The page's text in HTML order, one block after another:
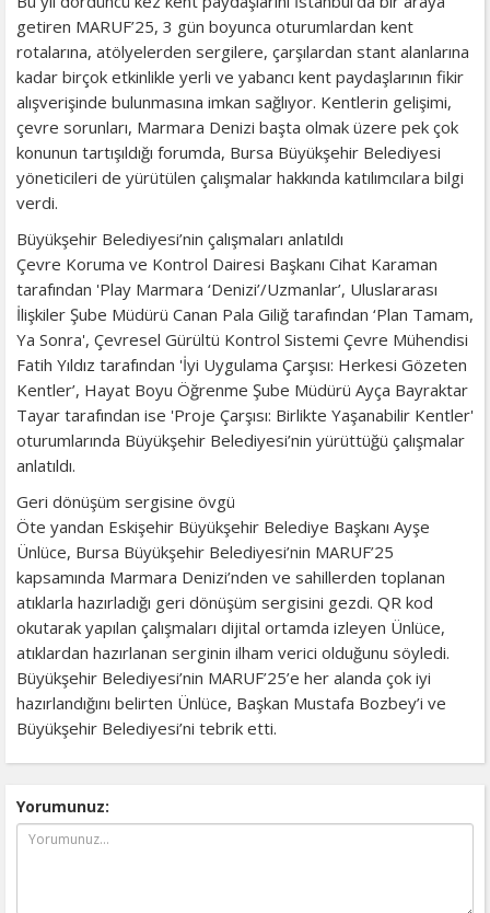
getiren MARUF’25, 3 gün boyunca oturumlardan kent
rotalarına, atölyelerden sergilere, çarşılardan stant alanlarına
kadar birçok etkinlikle yerli ve yabancı kent paydaşlarının fikir
alışverişinde bulunmasına imkan sağlıyor. Kentlerin gelişimi,
çevre sorunları, Marmara Denizi başta olmak üzere pek çok
konunun tartışıldığı forumda, Bursa Büyükşehir Belediyesi
yöneticileri de yürütülen çalışmalar hakkında katılımcılara bilgi
verdi.
Büyükşehir Belediyesi’nin çalışmaları anlatıldı
Çevre Koruma ve Kontrol Dairesi Başkanı Cihat Karaman
tarafından 'Play Marmara ‘Denizi’/Uzmanlar’, Uluslararası
İlişkiler Şube Müdürü Canan Pala Giliğ tarafından ‘Plan Tamam,
Ya Sonra', Çevresel Gürültü Kontrol Sistemi Çevre Mühendisi
Fatih Yıldız tarafından 'İyi Uygulama Çarşısı: Herkesi Gözeten
Kentler’, Hayat Boyu Öğrenme Şube Müdürü Ayça Bayraktar
Tayar tarafından ise 'Proje Çarşısı: Birlikte Yaşanabilir Kentler'
oturumlarında Büyükşehir Belediyesi’nin yürüttüğü çalışmalar
anlatıldı.
Geri dönüşüm sergisine övgü
Öte yandan Eskişehir Büyükşehir Belediye Başkanı Ayşe
Ünlüce, Bursa Büyükşehir Belediyesi’nin MARUF’25
kapsamında Marmara Denizi’nden ve sahillerden toplanan
atıklarla hazırladığı geri dönüşüm sergisini gezdi. QR kod
okutarak yapılan çalışmaları dijital ortamda izleyen Ünlüce,
atıklardan hazırlanan serginin ilham verici olduğunu söyledi.
Büyükşehir Belediyesi’nin MARUF’25’e her alanda çok iyi
hazırlandığını belirten Ünlüce, Başkan Mustafa Bozbey’i ve
Büyükşehir Belediyesi’ni tebrik etti.
Yorumunuz: